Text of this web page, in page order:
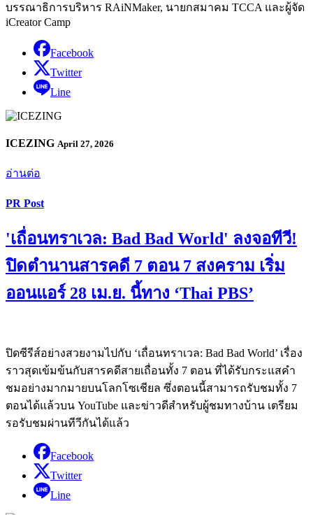
บรรณาธิการบริหาร RAiNMaker, นายกสมาคม TCCA และผู้จัด
iCreator Camp
Facebook
Twitter
Line
ICEZING April 27, 2026
อ่านต่อ
PR Post
'เถื่อนทราเวล: Bad Bad World' ลงจอทีวี!
ปิดตำนานสารคดี 7 ตอน 7 สงคราม เริ่ม
ออนแอร์ 28 เม.ย. นี้ทาง ‘Thai PBS’
ปิดซีรีส์อย่างสวยงามไปกับ ‘เถื่อนทราเวล: Bad Bad World’ เรื่อง
ราวสุดเข้มข้นกับสารคดีสายเถื่อนทั้ง 7 ตอน ที่ได้รับกระแสคำ
ชมอย่างมากมายบนโลกโซเชียล ซึ่งตอนนี้สามารถรับชมทั้ง 7
ตอนได้แล้วบน YouTube และข่าวดีสำหรับผู้ชมทางบ้าน เตรียม
รอรับชมผ่านทีวีกันได้แล้ว
Facebook
Twitter
Line